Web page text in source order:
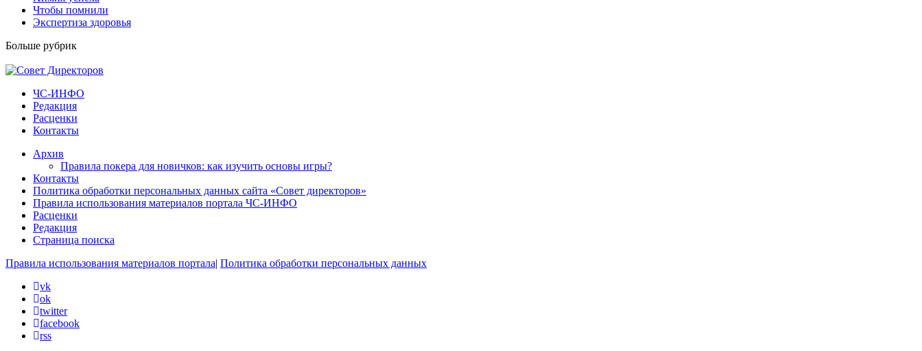
Чтобы помнили
Экспертиза здоровья
Больше рубрик
ЧС-ИНФО
Редакция
Расценки
Контакты
Архив
Правила покера для новичков: как изучить основы игры?
Контакты
Политика обработки персональных данных сайта «Совет директоров»
Правила использования материалов портала ЧС-ИНФО
Расценки
Редакция
Страница поиска
Правила использования материалов портала| Политика обработки персональных данных
vk
ok
twitter
facebook
rss